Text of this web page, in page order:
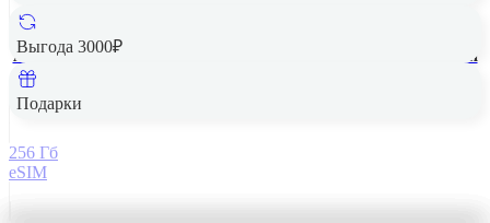
Выгода 3000₽
Подарки
Apple iPhone 14 Pro Max 256Gb eSIM Space Black, «чёрный
256 Гб
eSIM